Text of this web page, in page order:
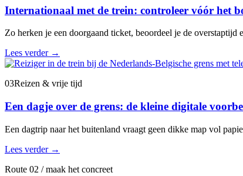
Internationaal met de trein: controleer vóór het
Zo herken je een doorgaand ticket, beoordeel je de overstaptijd
Lees verder →
03Reizen & vrije tijd
Een dagje over de grens: de kleine digitale
Een dagtrip naar het buitenland vraagt geen dikke map vol
Lees verder →
Route 02 / maak het concreet